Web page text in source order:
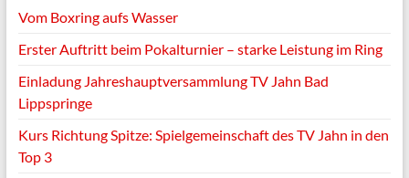
Vom Boxring aufs Wasser
Erster Auftritt beim Pokalturnier – starke Leistung im Ring
Einladung Jahreshauptversammlung TV Jahn Bad
Lippspringe
Kurs Richtung Spitze: Spielgemeinschaft des TV Jahn in den
Top 3